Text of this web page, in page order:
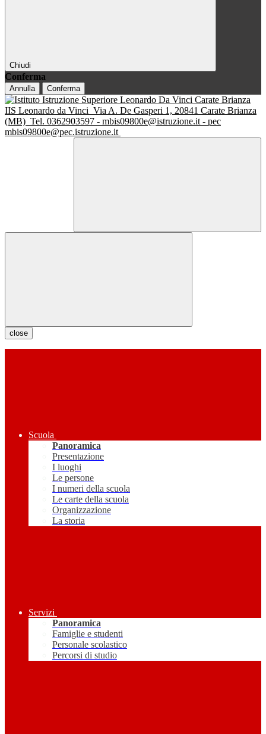
Chiudi
Conferma
Annulla Conferma
IIS Leonardo da Vinci Via A. De Gasperi 1, 20841 Carate Brianza
(MB) Tel. 0362903597 - mbis09800e@istruzione.it - pec
mbis09800e@pec.istruzione.it
close
Scuola
Panoramica
Presentazione
I luoghi
Le persone
I numeri della scuola
Le carte della scuola
Organizzazione
La storia
Servizi
Panoramica
Famiglie e studenti
Personale scolastico
Percorsi di studio